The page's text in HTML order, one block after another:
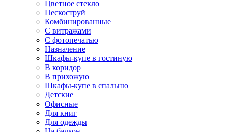
Цветное стекло
Пескоструй
Комбинированные
С витражами
С фотопечатью
Назначение
Шкафы-купе в гостиную
В коридор
В прихожую
Шкафы-купе в спальню
Детские
Офисные
Для книг
Для одежды